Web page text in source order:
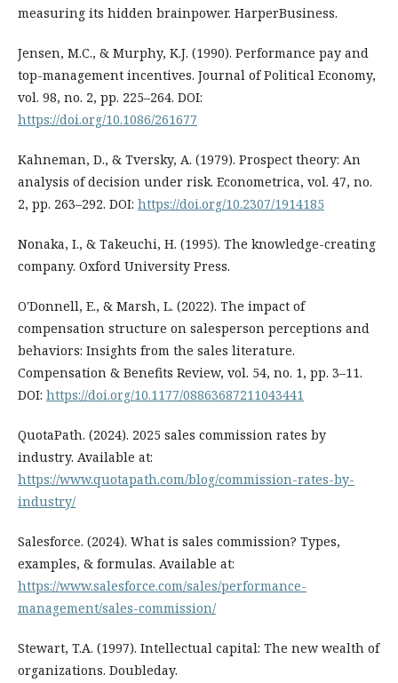
measuring its hidden brainpower. HarperBusiness.
Jensen, M.C., & Murphy, K.J. (1990). Performance pay and
top-management incentives. Journal of Political Economy,
vol. 98, no. 2, pp. 225–264. DOI:
https://doi.org/10.1086/261677
Kahneman, D., & Tversky, A. (1979). Prospect theory: An
analysis of decision under risk. Econometrica, vol. 47, no.
2, pp. 263–292. DOI: https://doi.org/10.2307/1914185
Nonaka, I., & Takeuchi, H. (1995). The knowledge-creating
company. Oxford University Press.
O'Donnell, E., & Marsh, L. (2022). The impact of
compensation structure on salesperson perceptions and
behaviors: Insights from the sales literature.
Compensation & Benefits Review, vol. 54, no. 1, pp. 3–11.
DOI: https://doi.org/10.1177/08863687211043441
QuotaPath. (2024). 2025 sales commission rates by
industry. Available at:
https://www.quotapath.com/blog/commission-rates-by-
industry/
Salesforce. (2024). What is sales commission? Types,
examples, & formulas. Available at:
https://www.salesforce.com/sales/performance-
management/sales-commission/
Stewart, T.A. (1997). Intellectual capital: The new wealth of
organizations. Doubleday.